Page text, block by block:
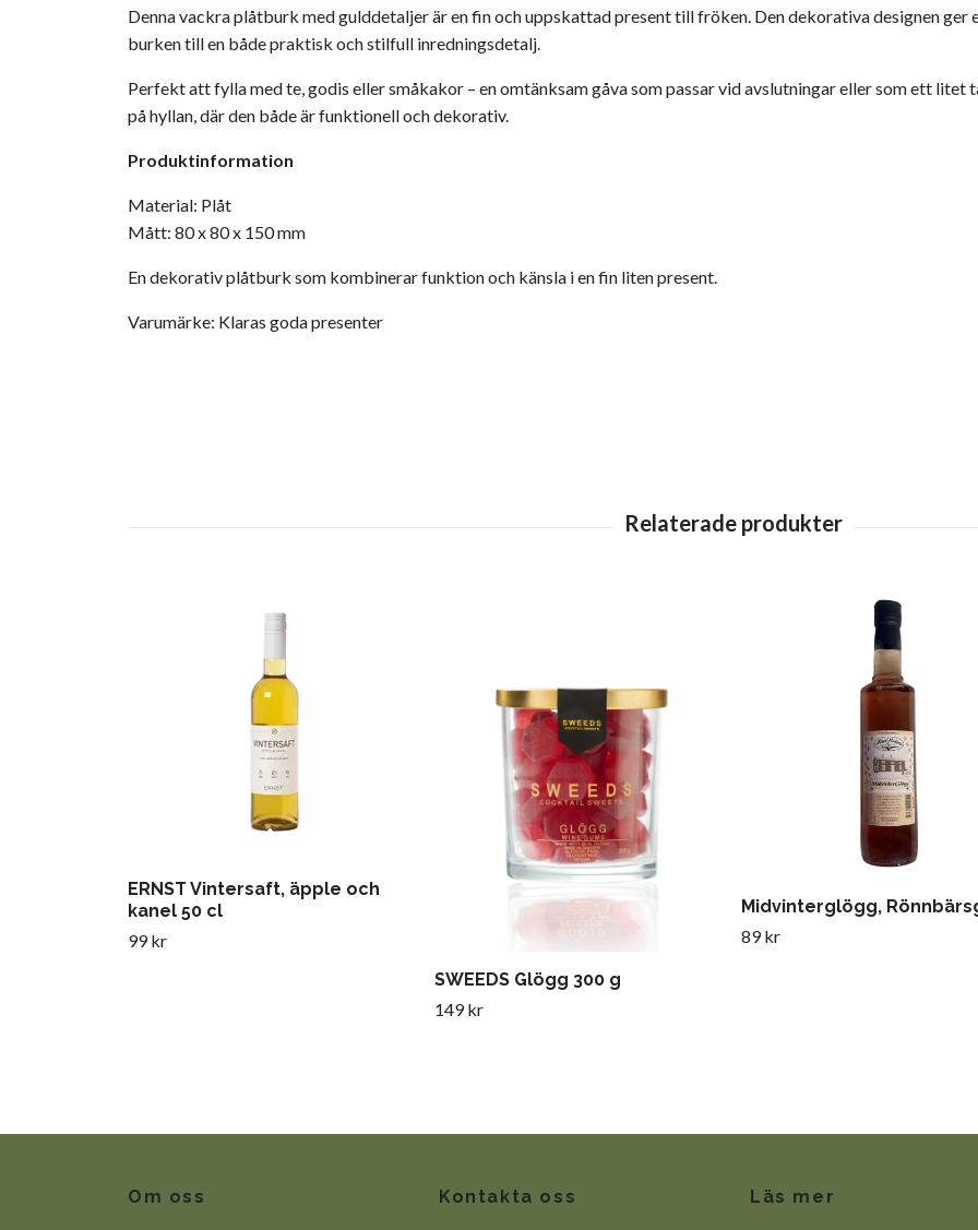
Denna vackra plåtburk med gulddetaljer är en fin och uppskattad present till fröken. Den dekorativa designen
burken till en både praktisk och stilfull inredningsdetalj.
Perfekt att fylla med te, godis eller småkakor – en omtänksam gåva som passar vid avslutningar eller som ett
på hyllan, där den både är funktionell och dekorativ.
Produktinformation
Material: Plåt
Mått: 80 x 80 x 150 mm
En dekorativ plåtburk som kombinerar funktion och känsla i en fin liten present.
Varumärke: Klaras goda presenter
ERNST Vintersaft, äpple och
kanel 50 cl
99 kr
SWEEDS Glögg 300 g
149 kr
Midvinterglögg,
89 kr
Om oss Kontakta oss Läs mer